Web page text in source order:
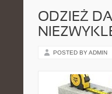
ODZIEŻ
POSTED BY ADMIN